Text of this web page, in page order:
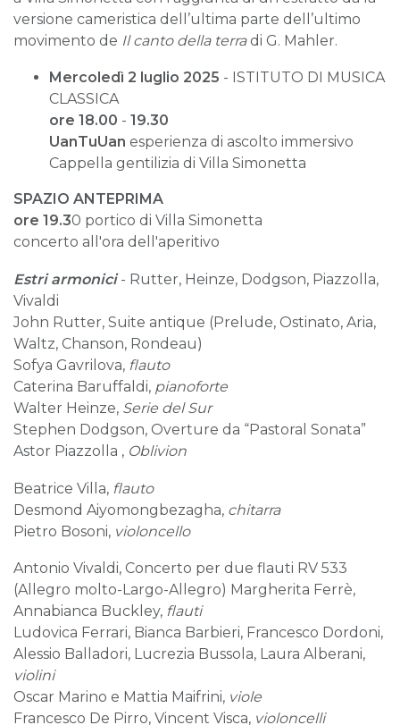
versione cameristica dell’ultima parte dell’ultimo
movimento de Il canto della terradi G. Mahler.
Mercoledì 2 luglio 2025 - ISTITUTO DI MUSICA
CLASSICA
ore 18.00 - 19.30
UanTuUan esperienza di ascolto immersivo
Cappella gentilizia di Villa Simonetta
SPAZIO ANTEPRIMA
ore 19.30 portico di Villa Simonetta
concerto all'ora dell'aperitivo
Estri armonici- Rutter, Heinze, Dodgson, Piazzolla,
Vivaldi
John Rutter, Suite antique (Prelude, Ostinato, Aria,
Waltz, Chanson, Rondeau)
Sofya Gavrilova, flauto
Caterina Baruffaldi, pianoforte
Walter Heinze, Serie del Sur
Stephen Dodgson, Overture da “Pastoral Sonata”
Astor Piazzolla , Oblivion
Beatrice Villa, flauto
Desmond Aiyomongbezagha, chitarra
Pietro Bosoni, violoncello
Antonio Vivaldi, Concerto per due flauti RV 533
(Allegro molto-Largo-Allegro) Margherita Ferrè,
Annabianca Buckley, flauti
Ludovica Ferrari, Bianca Barbieri, Francesco Dordoni,
Alessio Balladori, Lucrezia Bussola, Laura Alberani,
violini
Oscar Marino e Mattia Maifrini, viole
Francesco De Pirro, Vincent Visca, violoncelli